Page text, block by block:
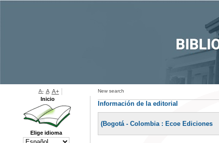
New search
Información de la editorial
(Bogotá - Colombia : Ecoe Ediciones
A- A A+
Inicio
Elige idioma